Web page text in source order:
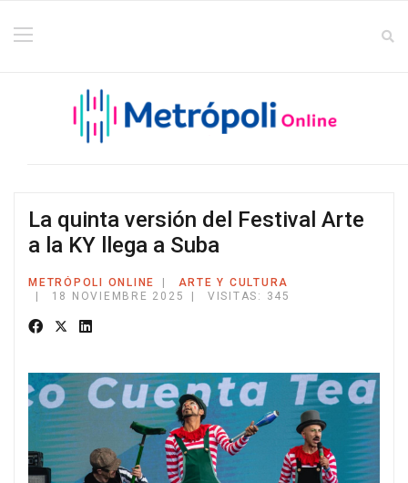
La quinta versión del Festival Arte
a la KY llega a Suba
METRÓPOLI ONLINE
ARTE Y CULTURA
18 NOVIEMBRE 2025
VISITAS: 345